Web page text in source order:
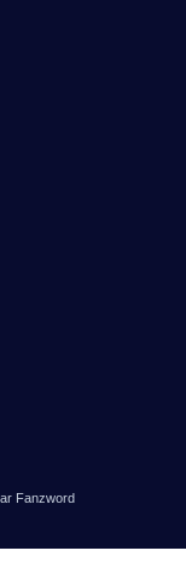
Fanzword